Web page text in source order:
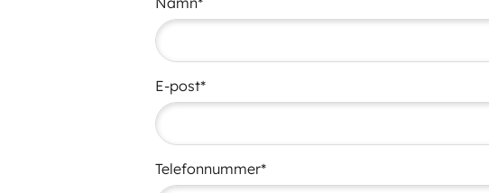
E-post*
Telefonnummer*